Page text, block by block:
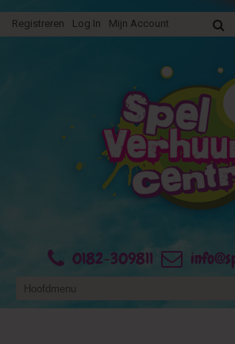
Registreren Log In Mijn Account
0182-309811